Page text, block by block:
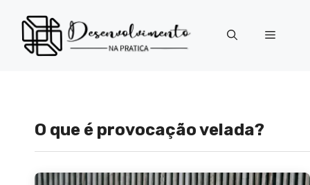
para
conteúdo
Menu
O que é provocação velada?